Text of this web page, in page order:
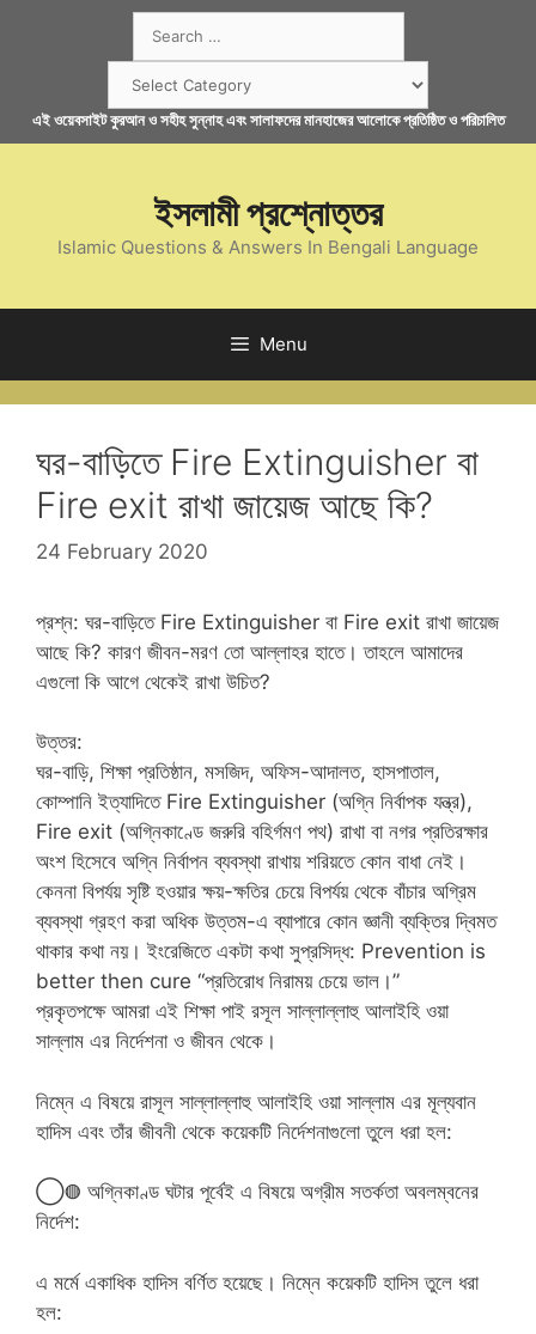
for:
এই ওয়েবসাইট কুরআন ও সহীহ সুন্নাহ এবং সালাফদের মানহাজের আলোকে প্রতিষ্ঠিত ও পরিচালিত
ইসলামী প্রশ্নোত্তর
Islamic Questions & Answers In Bengali Language
Menu
ঘর-বাড়িতে Fire Extinguisher বা
Fire exit রাখা জায়েজ আছে কি?
24 February 2020
প্রশ্ন: ঘর-বাড়িতে Fire Extinguisher বা Fire exit রাখা জায়েজ
আছে কি? কারণ জীবন-মরণ তো আল্লাহর হাতে। তাহলে আমাদের
এগুলো কি আগে থেকেই রাখা উচিত?
উত্তর:
ঘর-বাড়ি, শিক্ষা প্রতিষ্ঠান, মসজিদ, অফিস-আদালত, হাসপাতাল,
কোম্পানি ইত্যাদিতে Fire Extinguisher (অগ্নি নির্বাপক যন্ত্র),
Fire exit (অগ্নিকাণ্ডে জরুরি বহির্গমণ পথ) রাখা বা নগর প্রতিরক্ষার
অংশ হিসেবে অগ্নি নির্বাপন ব্যবস্থা রাখায় শরিয়তে কোন বাধা নেই।
কেননা বিপর্যয় সৃষ্টি হওয়ার ক্ষয়-ক্ষতির চেয়ে বিপর্যয় থেকে বাঁচার অগ্রিম
ব্যবস্থা গ্রহণ করা অধিক উত্তম-এ ব্যাপারে কোন জ্ঞানী ব্যক্তির দ্বিমত
থাকার কথা নয়। ইংরেজিতে একটা কথা সুপ্রসিদ্ধ: Prevention is
better then cure “প্রতিরোধ নিরাময় চেয়ে ভাল।”
প্রকৃতপক্ষে আমরা এই শিক্ষা পাই রসূল সাল্লাল্লাহু আলাইহি ওয়া
সাল্লাম এর নির্দেশনা ও জীবন থেকে।
নিম্নে এ বিষয়ে রাসূল সাল্লাল্লাহু আলাইহি ওয়া সাল্লাম এর মূল্যবান
হাদিস এবং তাঁর জীবনী থেকে কয়েকটি নির্দেশনাগুলো তুলে ধরা হল:
◯◍ অগ্নিকাণ্ড ঘটার পূর্বেই এ বিষয়ে অগ্রীম সতর্কতা অবলম্বনের
নির্দেশ:
এ মর্মে একাধিক হাদিস বর্ণিত হয়েছে। নিম্নে কয়েকটি হাদিস তুলে ধরা
হল: